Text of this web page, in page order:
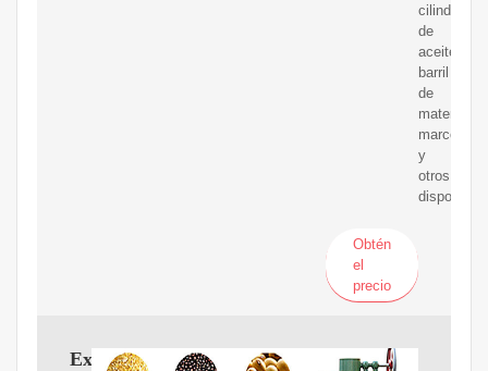
cilindro
de
aceite,
barril
de
material,
marco
y
otros
Obtén
el
precio
Extractor